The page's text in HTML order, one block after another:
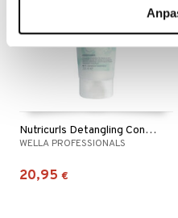
Nutricurls Detangling Conditioner - Waves & Curls
WELLA PROFESSIONALS
20,95 €